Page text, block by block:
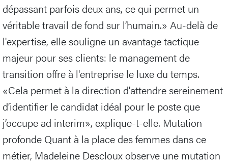
dépassant parfois deux ans, ce qui permet un
véritable travail de fond sur l’humain.» Au-delà de
l'expertise, elle souligne un avantage tactique
majeur pour ses clients: le management de
transition offre à l'entreprise le luxe du temps.
«Cela permet à la direction d'attendre sereinement
d’identifier le candidat idéal pour le poste que
j’occupe ad interim», explique-t-elle. Mutation
profonde Quant à la place des femmes dans ce
métier, Madeleine Descloux observe une mutation